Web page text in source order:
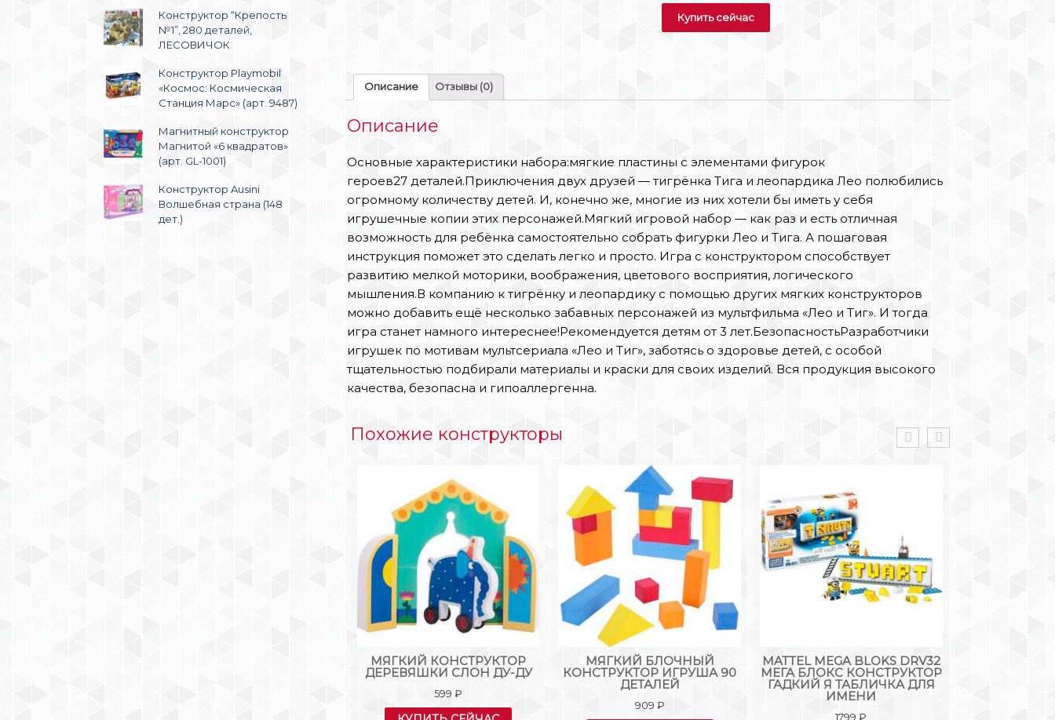
Купить сейчас
Описание Отзывы (0)
Описание
Основные характеристики набора:мягкие пластины с элементами фигурок
героев27 деталей.Приключения двух друзей — тигрёнка Тига и леопардика Лео полюбились
огромному количеству детей. И, конечно же, многие из них хотели бы иметь у себя
игрушечные копии этих персонажей.Мягкий игровой набор — как раз и есть отличная
возможность для ребёнка самостоятельно собрать фигурки Лео и Тига. А пошаговая
инструкция поможет это сделать легко и просто. Игра с конструктором способствует
развитию мелкой моторики, воображения, цветового восприятия, логического
мышления.В компанию к тигрёнку и леопардику с помощью других мягких конструкторов
можно добавить ещё несколько забавных персонажей из мультфильма «Лео и Тиг». И тогда
игра станет намного интереснее!Рекомендуется детям от 3 лет.БезопасностьРазработчики
игрушек по мотивам мультсериала «Лео и Тиг», заботясь о здоровье детей, с особой
тщательностью подбирали материалы и краски для своих изделий. Вся продукция высокого
качества, безопасна и гипоаллергенна.
Похожие конструкторы
МЯГКИЙ КОНСТРУКТОР
ДЕРЕВЯШКИ СЛОН ДУ-ДУ
599₽
МЯГКИЙ БЛОЧНЫЙ
КОНСТРУКТОР ИГРУША 90
ДЕТАЛЕЙ
909 ₽
MATTEL MEGA BLOKS DRV32
МЕГА БЛОКС КОНСТРУКТОР
ГАДКИЙ Я ТАБЛИЧКА ДЛЯ
ИМЕНИ
1799₽
Конструктор “Крепость
№1”, 280 деталей,
ЛЕСОВИЧОК
Конструктор Playmobil
«Космос: Космическая
Станция Марс» (арт. 9487)
Магнитный конструктор
Магнитой «6 квадратов»
(арт. GL-1001)
Конструктор Ausini
Волшебная страна (148
дет.)